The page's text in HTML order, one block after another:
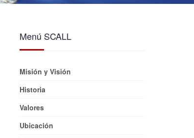
Menú SCALL
Misión y Visión
Historia
Valores
Ubicación